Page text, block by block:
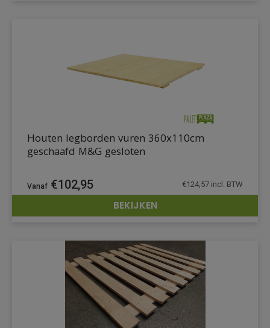
DETAILS
Houten legborden vuren 360x110cm
geschaafd M&G gesloten
€102,95 €124,57 incl. BTW
BEKIJKEN